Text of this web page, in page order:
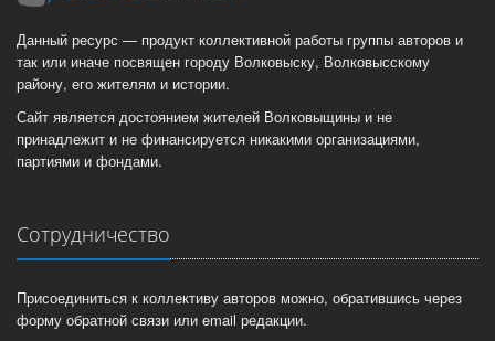
Данный ресурс — продукт коллективной работы группы авторов и
так или иначе посвящен городу Волковыску, Волковысскому
району, его жителям и истории.
Сайт является достоянием жителей Волковыщины и не
принадлежит и не финансируется никакими организациями,
партиями и фондами.
Сотрудничество
Присоединиться к коллективу авторов можно, обратившись через
форму обратной связи или email редакции.